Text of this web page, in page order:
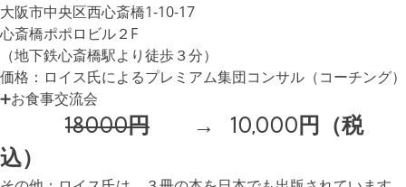
大阪市中央区西心斎橋1-10-17
心斎橋ポポロビル２F
（地下鉄心斎橋駅より徒歩３分）
価格：ロイス氏によるプレミアム集団コンサル（コーチング）
➕お食事交流会
18000円 → 10,000円（税
込）